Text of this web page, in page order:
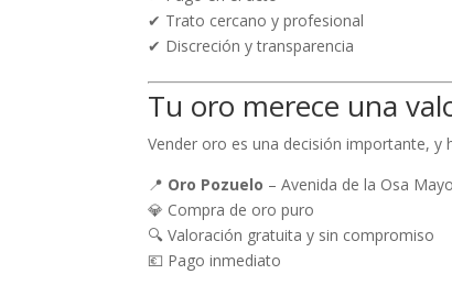
✔ Trato cercano y profesional
✔ Discreción y transparencia
Tu oro merece una
Vender oro es una decisión importante,
📍 Oro Pozuelo – Avenida de la Osa
💎 Compra de oro puro
🔍 Valoración gratuita y sin compromiso
💶 Pago inmediato